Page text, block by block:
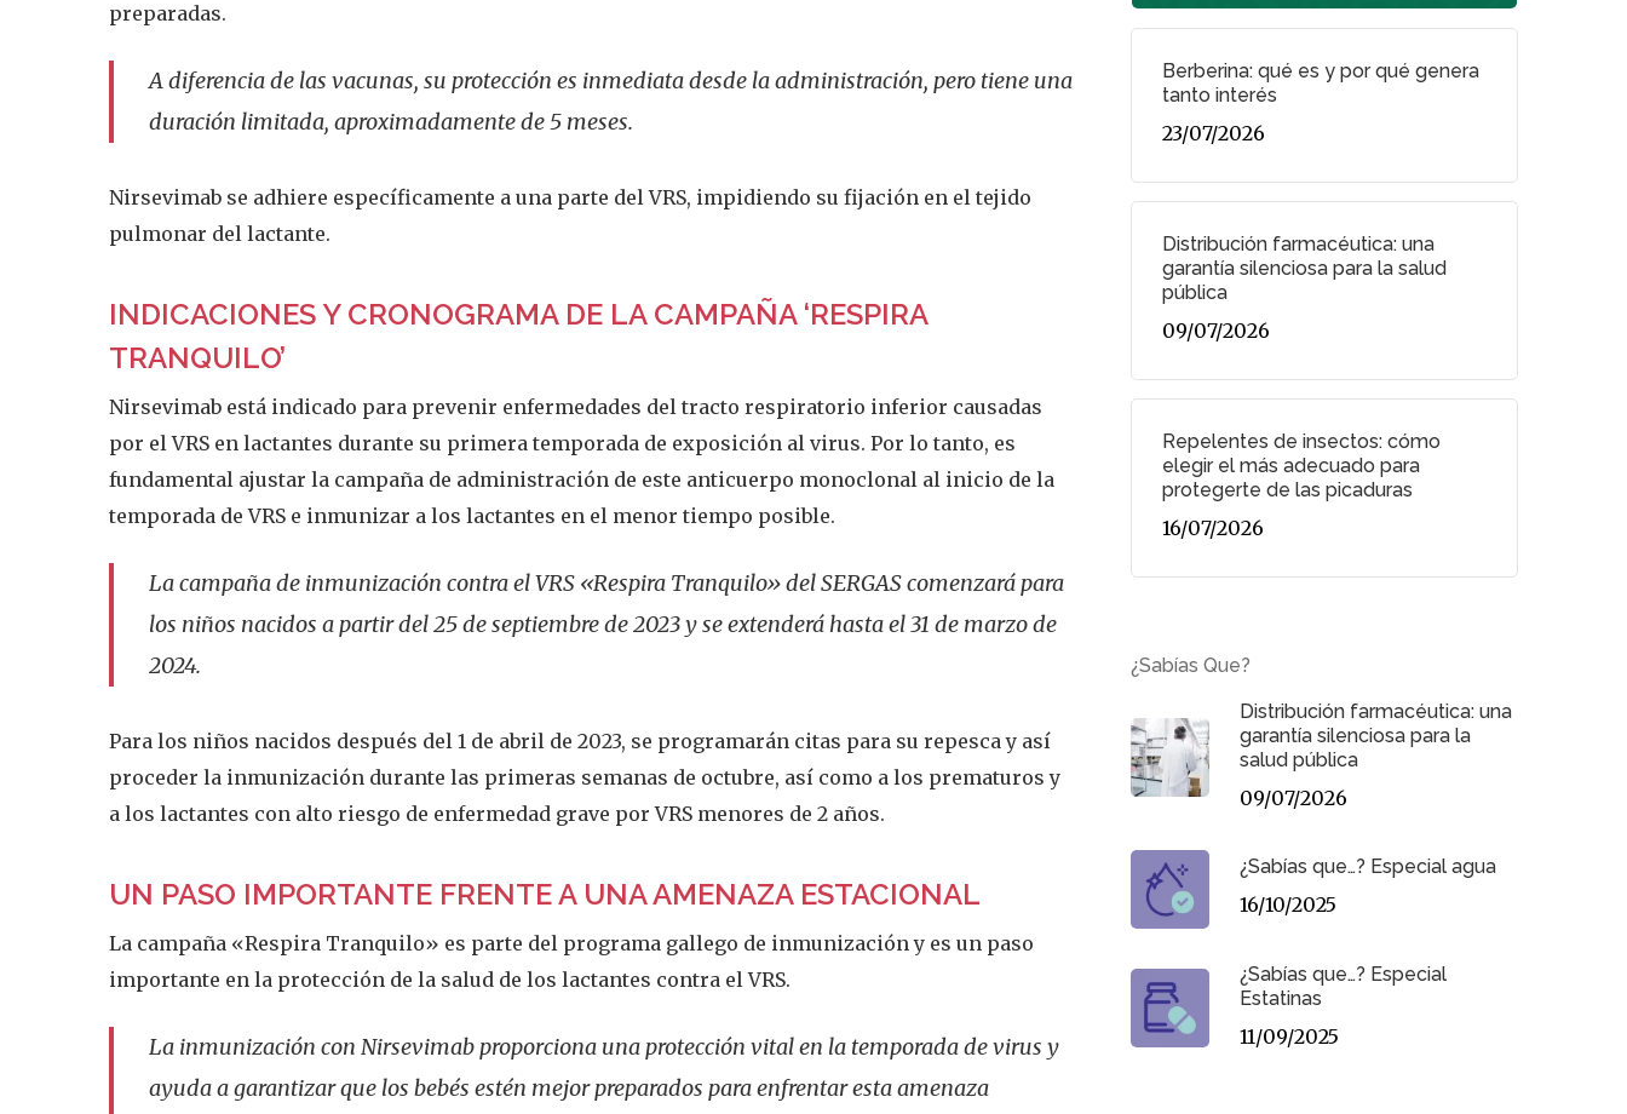
preparadas.
A diferencia de las vacunas, su protección es inmediata desde la administración, pero tiene una
duración limitada, aproximadamente de 5 meses.
Nirsevimab se adhiere específicamente a una parte del VRS, impidiendo su fijación en el tejido
pulmonar del lactante.
INDICACIONES Y CRONOGRAMA DE LA CAMPAÑA ‘RESPIRA
TRANQUILO’
Nirsevimab está indicado para prevenir enfermedades del tracto respiratorio inferior causadas
por el VRS en lactantes durante su primera temporada de exposición al virus. Por lo tanto, es
fundamental ajustar la campaña de administración de este anticuerpo monoclonal al inicio de la
temporada de VRS e inmunizar a los lactantes en el menor tiempo posible.
La campaña de inmunización contra el VRS «Respira Tranquilo» del SERGAS comenzará para
los niños nacidos a partir del 25 de septiembre de 2023 y se extenderá hasta el 31 de marzo de
2024.
Para los niños nacidos después del 1 de abril de 2023, se programarán citas para su repesca y así
proceder la inmunización durante las primeras semanas de octubre, así como a los prematuros y
a los lactantes con alto riesgo de enfermedad grave por VRS menores de 2 años.
UN PASO IMPORTANTE FRENTE A UNA AMENAZA ESTACIONAL
La campaña «Respira Tranquilo» es parte del programa gallego de inmunización y es un paso
importante en la protección de la salud de los lactantes contra el VRS.
La inmunización con Nirsevimab proporciona una protección vital en la temporada de virus y
ayuda a garantizar que los bebés estén mejor preparados para enfrentar esta amenaza
Berberina: qué es y por qué genera
tanto interés
23/07/2026
Distribución farmacéutica: una
garantía silenciosa para la salud
pública
09/07/2026
Repelentes de insectos: cómo
elegir el más adecuado para
protegerte de las picaduras
16/07/2026
¿Sabías Que?
Distribución farmacéutica: una
garantía silenciosa para la
salud pública
09/07/2026
¿Sabías que…? Especial agua
16/10/2025
¿Sabías que…? Especial
Estatinas
11/09/2025